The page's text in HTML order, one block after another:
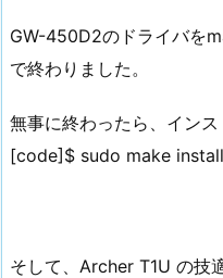
GW-450D2のドライバを
で終わりました。
無事に終わったら、インス
[code]$ sudo make
そして、Archer T1U の技